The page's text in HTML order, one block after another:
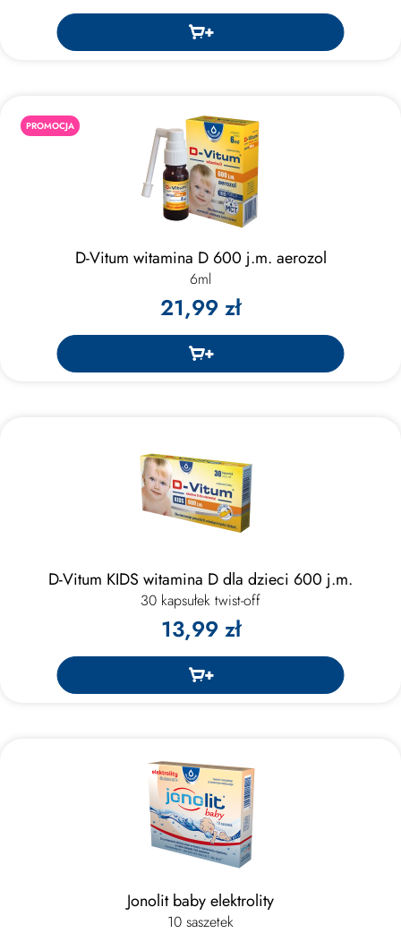
PROMOCJA
D-Vitum witamina D 600 j.m. aerozol
6ml
21,99 zł
D-Vitum KIDS witamina D dla dzieci 600 j.m.
30 kapsułek twist-off
13,99 zł
Jonolit baby elektrolity
10 saszetek